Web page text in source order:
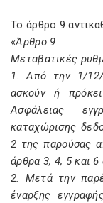
Το άρθρο 9
«Άρθρο 9
Μεταβατικές
1. Από την 1/12/
ασκούν ή
Ασφάλειας
καταχώρισης
2 της παρούσας
άρθρα 3, 4, 5 και 6
2. Μετά την
έναρξης